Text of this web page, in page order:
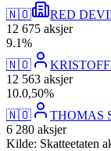
🇳🇴
RED
12 675 aksjer
9.1%
🇳🇴
12 563 aksjer
10.0,50%
🇳🇴
THOMAS
6 280 aksjer
Kilde: Skatteetaten